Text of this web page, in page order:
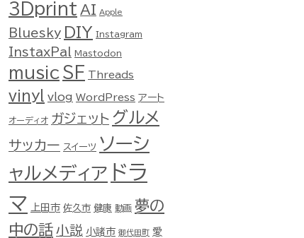
3Dprint AI Apple
Bluesky DIY Instagram
InstaxPal Mastodon
music SF Threads
vinyl vlog WordPress アート
オーディオ ガジェット グルメ
サッカー スイーツ ソーシ
ャルメディア ドラ
マ
上田市 佐久市 健康 動画 夢の
中の話 小説 小諸市 御代田町 愛